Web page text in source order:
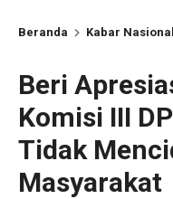
Beranda Kabar Nasional
Beri
Komisi III
Tidak
Masyarakat